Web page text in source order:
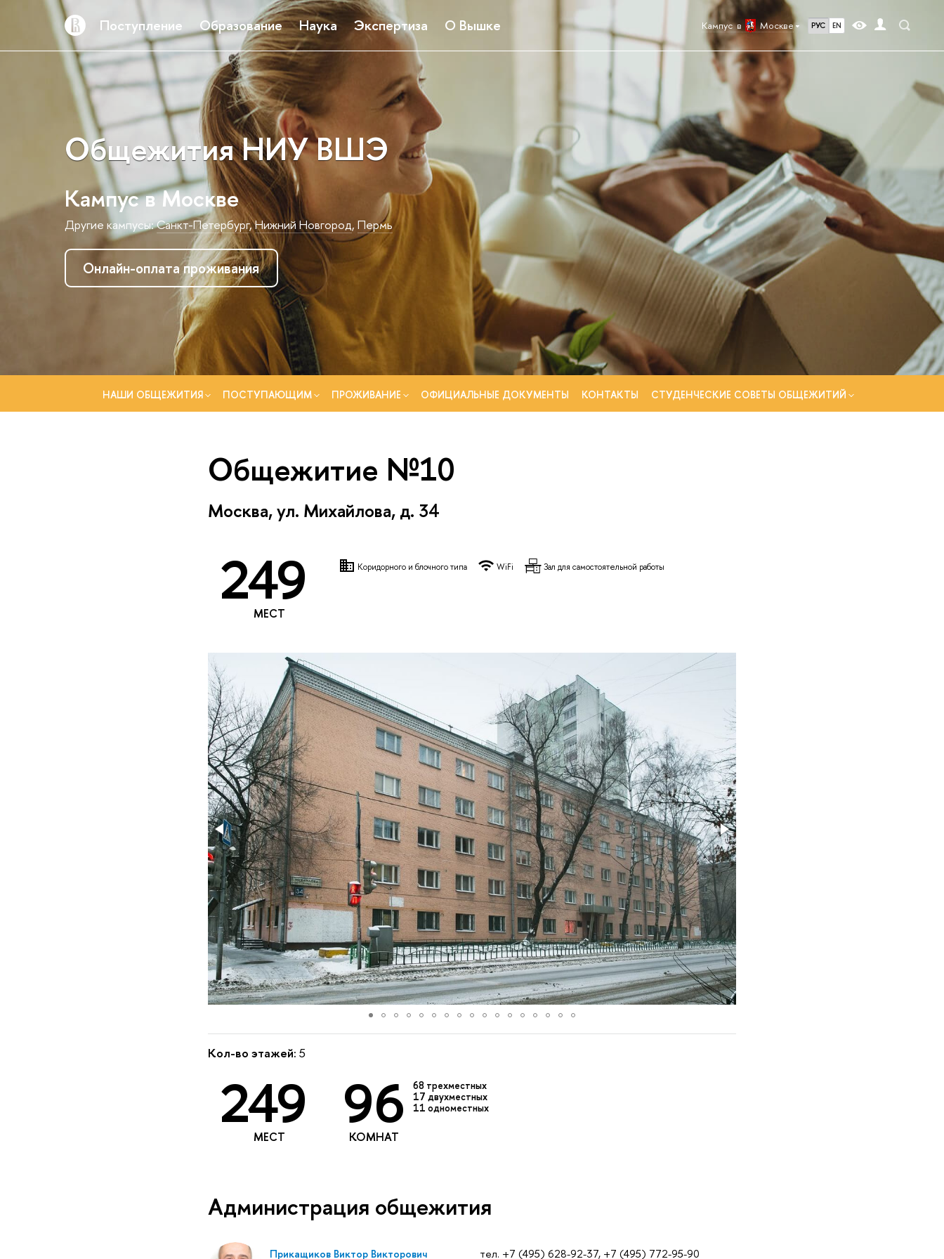
Поступление Образование Наука Экспертиза О Вышке Кампус в Москве РУС EN
Общежития НИУ ВШЭ
Кампус в Москве
Другие кампусы:Санкт-Петербург,Нижний Новгород, Пермь
Онлайн-оплата проживания
НАШИ ОБЩЕЖИТИЯ ПОСТУПАЮЩИМ ПРОЖИВАНИЕ ОФИЦИАЛЬНЫЕ ДОКУМЕНТЫ КОНТАКТЫ СТУДЕНЧЕСКИЕ СОВЕТЫ ОБЩЕЖИТИЙ
Общежитие №10
Москва, ул. Михайлова, д. 34
249
МЕСТ
Коридорного и блочного типа WiFi Зал для самостоятельной работы
Кол-во этажей: 5
249
МЕСТ 96
КОМНАТ
68 трехместных
17 двухместных
11 одноместных
Администрация общежития
Прикащиков Виктор Викторович
тел. +7 (495) 628-92-37, +7 (495) 772-95-90